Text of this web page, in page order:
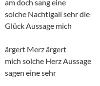
am doch sang eine
solche Nachtigall sehr die
Glück Aussage mich
ärgert Merz ärgert
mich solche Herz Aussage
sagen eine sehr